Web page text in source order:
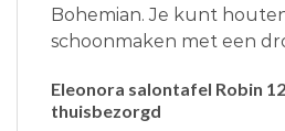
Bohemian. Je kunt
schoonmaken met een
Eleonora salontafel Robin
thuisbezorgd